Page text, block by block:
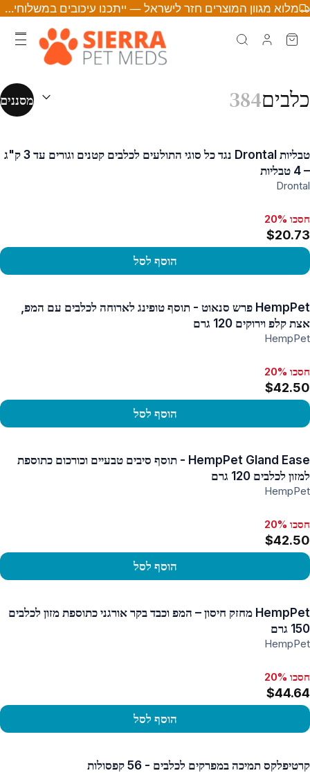
מלוא מגוון המוצרים חזר לישראל — ייתכנו עיכובים במשלוחים • לחצו לפרטים
כלבים384 מיון לפי:
מסננים
טבליות Drontal נגד כל סוגי התולעים לכלבים קטנים וגורים עד 3 ק"ג
– 4 טבליות
Drontal
חסכו 20%
$20.73
הוסף לסל
HempPet פרש סנאוט - תוסף טופינג לארוחה לכלבים עם המפ,
אצת קלפ וירוקים 120 גרם
HempPet
חסכו 20%
$42.50
הוסף לסל
HempPet Gland Ease - תוסף סיבים טבעיים וכורכום כתוספת
למזון לכלבים 120 גרם
HempPet
חסכו 20%
$42.50
הוסף לסל
HempPet מחזק חיסון – המפ וכבד בקר אורגני כתוספת מזון לכלבים
150 גרם
HempPet
חסכו 20%
$44.64
הוסף לסל
קרטיפלקס תמיכה במפרקים לכלבים - 56 קפסולות